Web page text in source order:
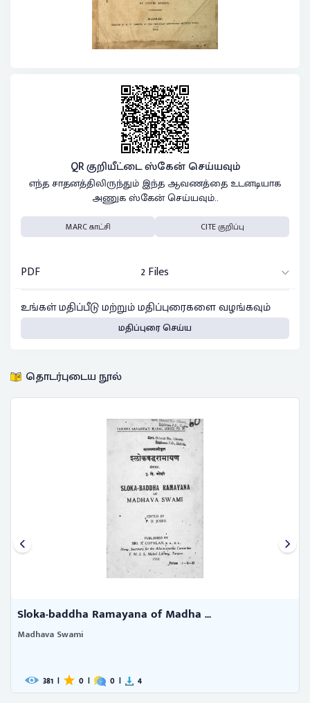
QR குறியீட்டை ஸ்கேன் செய்யவும்
எந்த சாதனத்திலிருந்தும் இந்த ஆவணத்தை உடனடியாக
அணுக ஸ்கேன் செய்யவும்..
MARC காட்சி CITE குறிப்பு
PDF
2 Files
உங்கள் மதிப்பீடு மற்றும் மதிப்புரைகளை வழங்கவும்
மதிப்புரை செய்ய
தொடர்புடைய நூல்
Sloka-baddha Ramayana of Madha ...
Madhava Swami
381 | 0 | 0 | 4